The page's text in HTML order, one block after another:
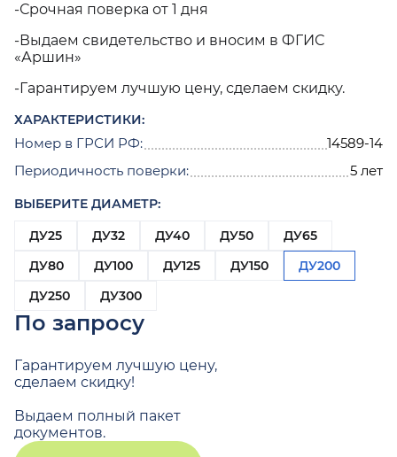
-Срочная поверка от 1 дня
-Выдаем свидетельство и вносим в ФГИС
«Аршин»
-Гарантируем лучшую цену, сделаем скидку.
ХАРАКТЕРИСТИКИ:
Номер в ГРСИ РФ:
14589-14
Периодичность поверки:
5 лет
ВЫБЕРИТЕ ДИАМЕТР:
ДУ25
ДУ32 ДУ40 ДУ50
ДУ65
ДУ80
ДУ100 ДУ125 ДУ150
ДУ200
ДУ250
ДУ300
По запросу
Гарантируем лучшую цену,
сделаем скидку!
Выдаем полный пакет
документов.